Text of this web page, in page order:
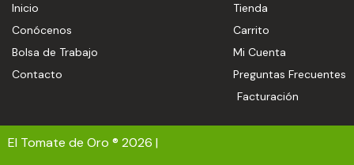
Inicio
Conócenos
Bolsa de Trabajo
Contacto
Tienda
Carrito
Mi Cuenta
Preguntas Frecuentes
Facturación
El Tomate de Oro ® 2026 |